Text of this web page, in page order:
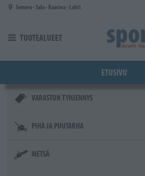
Siirry pääsisältöön
Somero - Salo - Kaarina - Lahti
TUOTEALUEET
ETUSIVU
VARASTON TYHJENNYS
PIHA JA PUUTARHA
METSÄ